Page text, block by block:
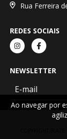
Ao navegar por
Rua Ferreira
REDES SOCIAIS
NEWSLETTER